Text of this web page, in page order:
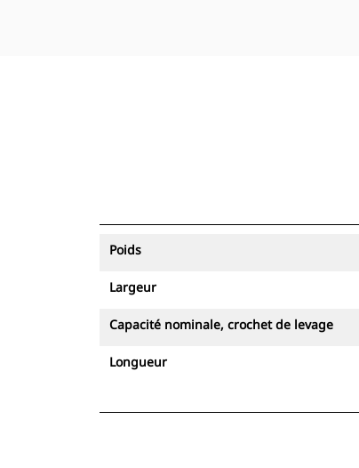
Poids
Largeur
Capacité nominale, crochet de levage
Longueur